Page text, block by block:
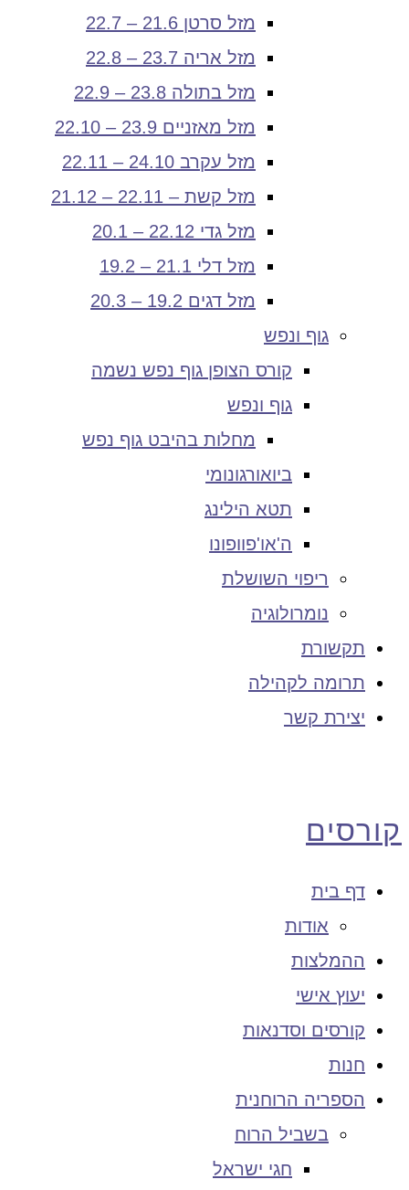
מזל סרטן 21.6 – 22.7
מזל אריה 23.7 – 22.8
מזל בתולה 23.8 – 22.9
מזל מאזניים 23.9 – 22.10
מזל עקרב 24.10 – 22.11
מזל קשת – 22.11 – 21.12
מזל גדי 22.12 – 20.1
מזל דלי 21.1 – 19.2
מזל דגים 19.2 – 20.3
גוף ונפש
קורס הצופן גוף נפש נשמה
גוף ונפש
מחלות בהיבט גוף נפש
ביואורגונומי
תטא הילינג
ה'או'פוופונו
ריפוי השושלת
נומרולוגיה
תקשורת
תרומה לקהילה
יצירת קשר
קורסים
דף בית
אודות
ההמלצות
יעוץ אישי
קורסים וסדנאות
חנות
הספריה הרוחנית
בשביל הרוח
חגי ישראל